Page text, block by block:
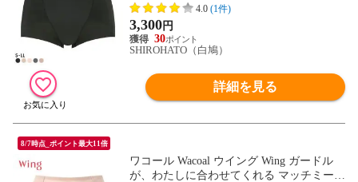
4.0 (1件)
3,300円
30
SHIROHATO（白鳩）
詳細を見る
8/7時点_ポイント最大11倍
ワコール Wacoal ウイング Wing ガードル
が、わたしに合わせてくれる マッチミーガ